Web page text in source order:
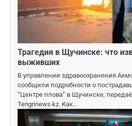
Трагедия в Щучинске: что
выживших
В управлении здравоохранения
сообщили подробности о
“Центре плова” в Щучинске,
Tengrinews.kz. Как…